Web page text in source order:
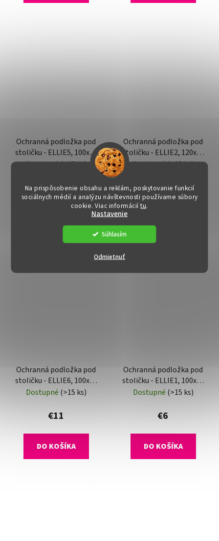
Na prispôsobenie obsahu a reklám, poskytovanie funkcií
sociálnych médií a analýzu návštevnosti používame súbory
cookie. Viac informáciítu.
Nastavenie
Odmietnuť
Súhlasím
Ochranná podložka pod
stoličku - ELLIE5, 100x50
cm, 0,8 mm
Dostupné(>15 ks)
€10
Ochranná podložka pod
stoličku - ELLIE2, 120x90
cm, 0,5 mm
Dostupné(>15 ks)
€10
Ochranná podložka pod
stoličku - ELLIE6, 100x70
cm, 0,8 mm
Dostupné (>15 ks)
€11
DO KOŠÍKA
Ochranná podložka pod
stoličku - ELLIE1, 100x70
cm, 0,5 mm
Dostupné (>15 ks)
€6
DO KOŠÍKA